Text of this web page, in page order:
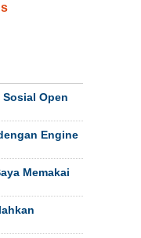
Open
Engine
Memakai